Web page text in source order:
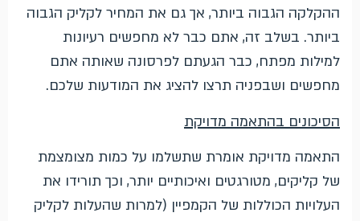
ההקלקה הגבוה ביותר, אך גם את המחיר לקליק הגבוה
ביותר. בשלב זה, אתם כבר לא מחפשים רעיונות
למילות מפתח, כבר הגעתם לפרסונה שאותה אתם
מחפשים ושבפניה תרצו להציג את המודעות שלכם.
הסיכונים בהתאמה מדויקת
התאמה מדויקת אומרת שתשלמו על כמות מצומצמת
של קליקים, מטורגטים ואיכותיים יותר, וכך תורידו את
העלויות הכוללות של הקמפיין (למרות שהעלות לקליק